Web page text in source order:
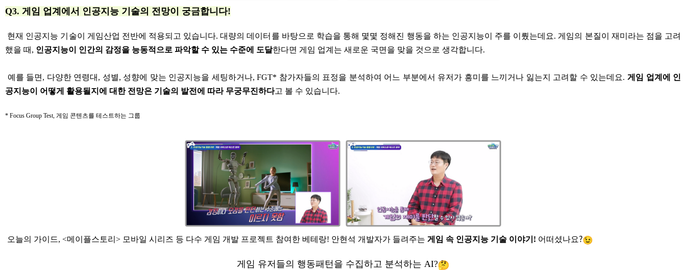
Q3. 게임 업계에서 인공지능 기술의 전망이 궁금합니다!
현재 인공지능 기술이 게임산업 전반에 적용되고 있습니다. 대량의 데이터를 바탕으로 학습을 통해 몇몇 정해진 행동을 하는 인공지능이 주를 이뤘는데요. 게임의 본질이 재미라는 점을 고려
했을 때, 인공지능이 인간의 감정을 능동적으로 파악할 수 있는 수준에 도달한다면 게임 업계는 새로운 국면을 맞을 것으로 생각합니다.
예를 들면, 다양한 연령대, 성별, 성향에 맞는 인공지능을 세팅하거나, FGT* 참가자들의 표정을 분석하여 어느 부분에서 유저가 흥미를 느끼거나 잃는지 고려할 수 있는데요. 게임 업계에 인
공지능이 어떻게 활용될지에 대한 전망은 기술의 발전에 따라 무궁무진하다고 볼 수 있습니다.
* Focus Group Test, 게임 콘텐츠를 테스트하는 그룹
오늘의 가이드, <메이플스토리> 모바일 시리즈 등 다수 게임 개발 프로젝트 참여한 베테랑! 안현석 개발자가 들려주는 게임 속 인공지능 기술 이야기! 어떠셨나요?
게임 유저들의 행동패턴을 수집하고 분석하는 AI?